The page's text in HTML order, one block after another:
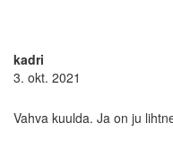
kadri
3. okt. 2021
Vahva kuulda. Ja on ju